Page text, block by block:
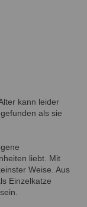
kann leider
als sie
liebt. Mit
Weise. Aus
Einzelkatze